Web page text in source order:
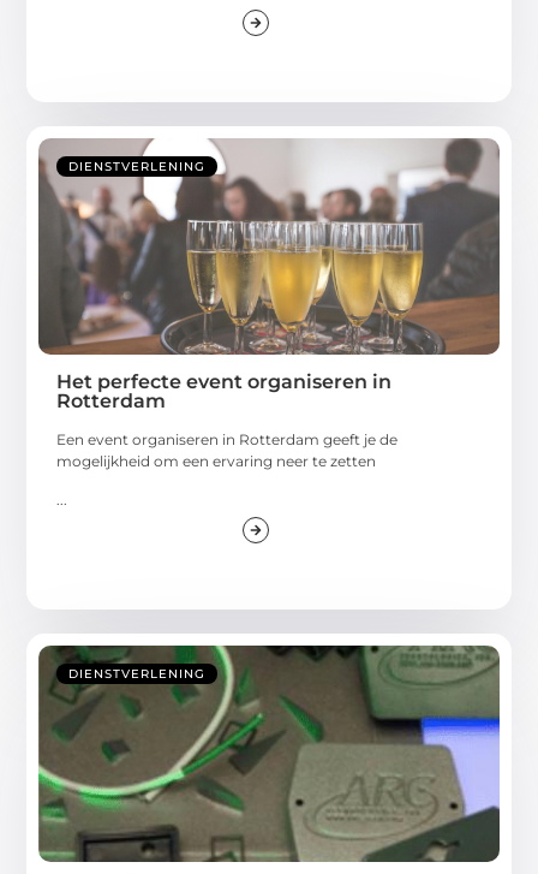
DIENSTVERLENING
Het perfecte event organiseren in
Rotterdam
Een event organiseren in Rotterdam geeft je de
mogelijkheid om een ervaring neer te zetten
DIENSTVERLENING